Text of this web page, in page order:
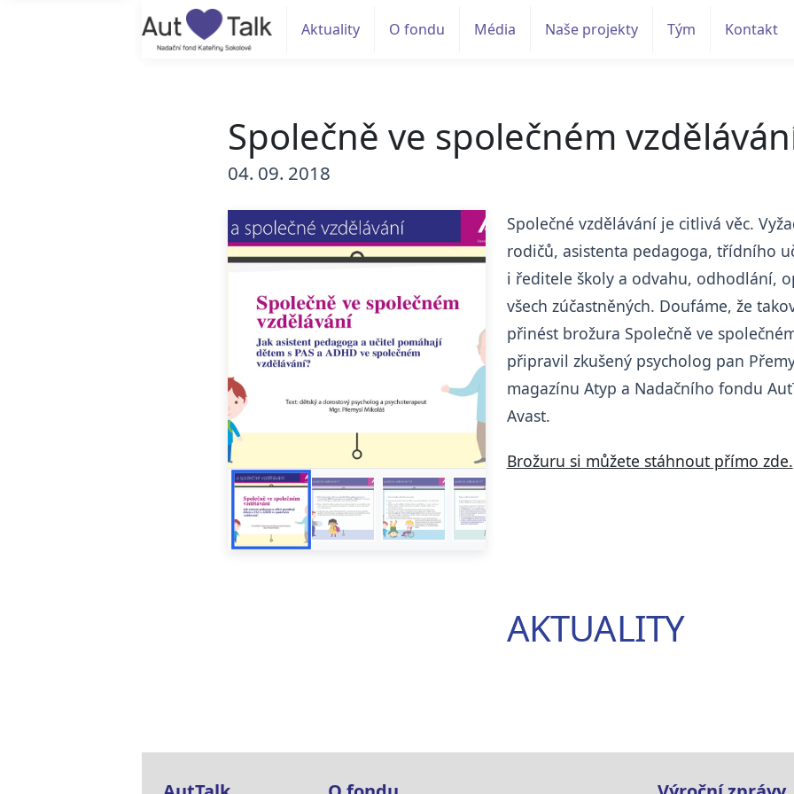
Aktuality O fondu Média Naše projekty Tým Kontakt
Společně ve společném
04. 09. 2018
Společné vzdělávání je citlivá věc.
rodičů, asistenta pedagoga, třídního
i ředitele školy a odvahu, odhodlání,
všech zúčastněných. Doufáme, že
přinést brožura Společně ve
připravil zkušený psycholog pan
magazínu Atyp a Nadačního fondu
Avast.
Brožuru si můžete stáhnout přímo zde.
AKTUALITY